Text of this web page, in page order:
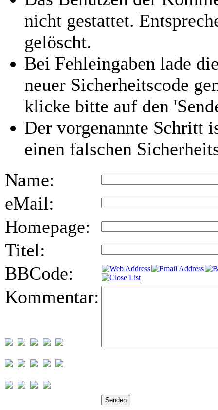
nicht gestattet.
gelöscht.
Bei Fehleingaben lade
neuer Sicherheitscode
klicke bitte auf den
Der vorgenannte Schritt
einen falschen
Name:
eMail:
Homepage:
Titel:
BBCode:
Kommentar: